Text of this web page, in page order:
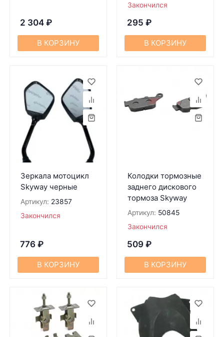
2 304 ₽
В КОРЗИНУ
Закончился
295 ₽
В КОРЗИНУ
Зеркала мотоцикл
Skyway черные
Артикул: 23857
Закончился
776 ₽
В КОРЗИНУ
Колодки тормозные
заднего дискового
тормоза Skyway
Артикул: 50845
Закончился
509 ₽
В КОРЗИНУ